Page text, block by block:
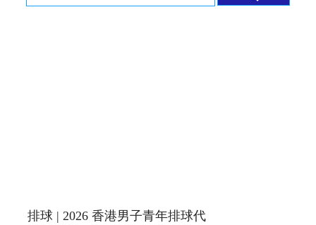
排球 | 2026 香港男子青年排球代